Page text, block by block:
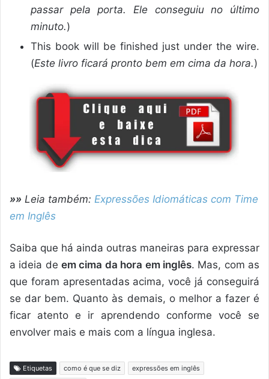
passar pela porta. Ele conseguiu no último
minuto.)
This book will be finished just under the wire.
(Este livro ficará pronto bem em cima da hora.)
»» Leia também: Expressões Idiomáticas com Time
em Inglês
Saiba que há ainda outras maneiras para expressar
a ideia deem cima da hora em inglês. Mas, com as
que foram apresentadas acima, você já conseguirá
se dar bem. Quanto às demais, o melhor a fazer é
ficar atento e ir aprendendo conforme você se
envolver mais e mais com a língua inglesa.
Etiquetas como é que se diz
expressões em inglês